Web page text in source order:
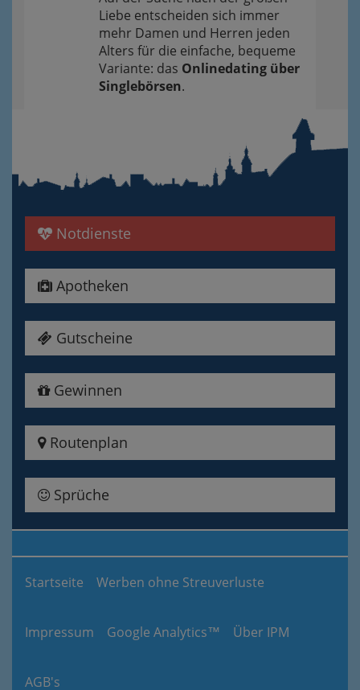
Liebe entscheiden sich immer
mehr Damen und Herren jeden
Alters für die einfache, bequeme
Variante: das Onlinedating über
Singlebörsen.
Notdienste
Apotheken
Gutscheine
Gewinnen
Routenplan
Sprüche
Startseite Werben ohne Streuverluste
Impressum Google Analytics™ Über IPM
AGB's